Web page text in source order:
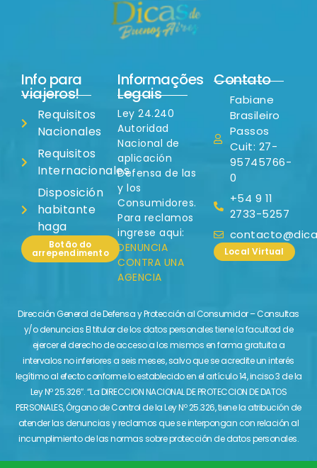
Info para
viajeros!
Requisitos
Nacionales
Requisitos
Internacionales
Disposición
habitante
haga
Botão do
arrependimento
Informações
Legais
Ley 24.240
Autoridad
Nacional de
aplicación
Defensa de las
y los
Consumidores.
Para reclamos
ingrese aqui:
DENUNCIA
CONTRA UNA
AGENCIA
Contato
Fabiane
Brasileiro
Passos
Cuit: 27-
95745766-
0
+54 9 11
2733-5257
Local Virtual
Dirección General de Defensa y Protección al Consumidor – Consultas
y/o denuncias El titular de los datos personales tiene la facultad de
ejercer el derecho de acceso a los mismos en forma gratuita a
intervalos no inferiores a seis meses, salvo que se acredite un interés
legítimo al efecto conforme lo establecido en el artículo 14, inciso 3 de la
Ley Nº 25.326″. “La DIRECCION NACIONAL DE PROTECCION DE DATOS
PERSONALES, Órgano de Control de la Ley Nº 25.326, tiene la atribución de
atender las denuncias y reclamos que se interpongan con relación al
incumplimiento de las normas sobre protección de datos personales.